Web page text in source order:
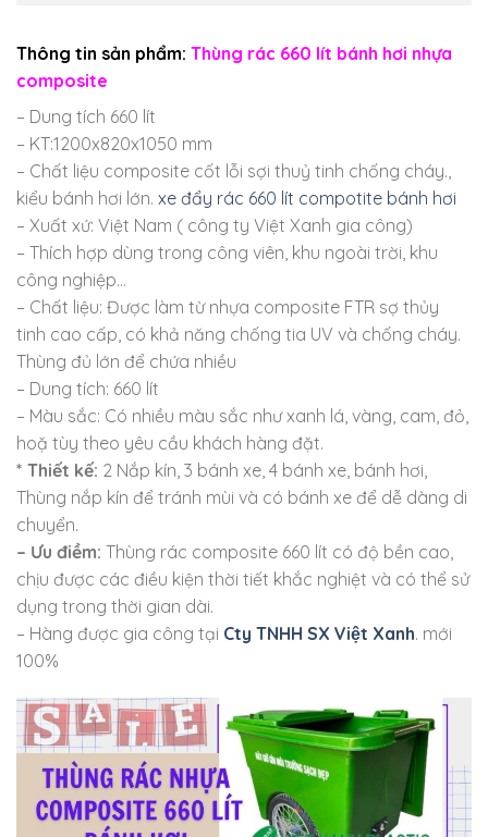
Thông tin sản phẩm: Thùng rác 660 lít bánh hơi nhựa
composite
– Dung tích 660 lít
– KT:1200x820x1050 mm
– Chất liệu composite cốt lỗi sợi thuỷ tinh chống cháy.,
kiểu bánh hơi lớn. xe đẩy rác 660 lít compotite bánh hơi
– Xuất xứ: Việt Nam ( công ty Việt Xanh gia công)
– Thích hợp dùng trong công viên, khu ngoài trời, khu
công nghiệp…
– Chất liệu: Được làm từ nhựa composite FTR sợ thủy
tinh cao cấp, có khả năng chống tia UV và chống cháy.
Thùng đủ lớn để chứa nhiều
– Dung tích: 660 lít
– Màu sắc: Có nhiều màu sắc như xanh lá, vàng, cam, đỏ,
hoặ tùy theo yêu cầu khách hàng đặt.
* Thiết kế: 2 Nắp kín, 3 bánh xe, 4 bánh xe, bánh hơi,
Thùng nắp kín để tránh mùi và có bánh xe để dễ dàng di
chuyển.
– Ưu điềm: Thùng rác composite 660 lít có độ bền cao,
chịu được các điều kiện thời tiết khắc nghiệt và có thể sử
dụng trong thời gian dài.
– Hàng được gia công tại Cty TNHH SX Việt Xanh. mới
100%